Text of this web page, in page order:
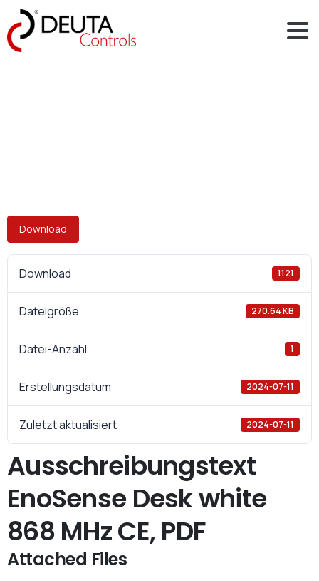
Download
Download 1121
Dateigröße 270.64 KB
Datei-Anzahl 1
Erstellungsdatum 2024-07-11
Zuletzt aktualisiert 2024-07-11
Ausschreibungstext
EnoSense Desk white
868 MHz CE, PDF
Attached Files